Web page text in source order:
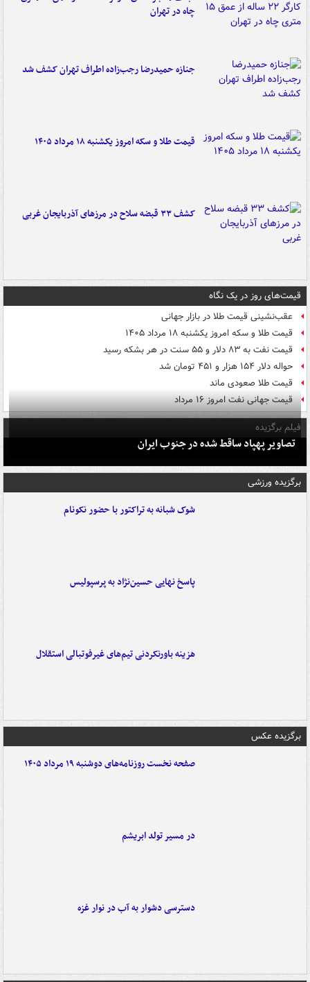
چاه در تهران
جنازه حمیدرضا رجب‌زاده اطراف تهران کشف شد
قیمت طلا و سکه امروز یکشنبه ۱۸ مرداد ۱۴۰۵
کشف ۳۳ قبضه سلاح در مرزهای آذربایجان غربی
قیمت‌های روز در یک نگاه
عقب‌نشینی قیمت طلا در بازار جهانی
قیمت طلا و سکه امروز یکشنبه ۱۸ مرداد ۱۴۰۵
قیمت نفت به ۸۳ دلار و ۵۵ سنت در هر بشکه رسید
حواله دلار ۱۵۴ هزار و ۴۵۱ تومان شد
قیمت طلا صعودی ماند
قیمت جهانی نفت امروز ۱۶ مرداد
فیلم برگزیده
تصاویر پهپاد ساقط شده در جنوب ایران
برگزیده ورزشی
شوک شبانه به تراکتور با حضور نکونام
پاسخ نهایی حسین‌نژاد به پرسپولیس
هزینه باورنکردنی تیم‌های غیرفوتبالی استقلال
برگزیده عکس
صفحه نخست روزنامه‌های دوشنبه ۱۹ مرداد ۱۴۰۵
در مسیر تولد ابریشم
دسترسی دشوار به آب در نوار غزه